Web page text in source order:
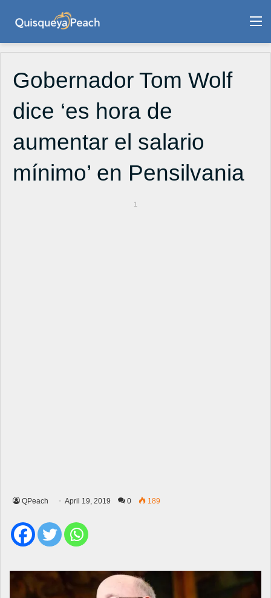
Gobernador Tom Wolf
dice ‘es hora de
aumentar el salario
mínimo’ en Pensilvania
1
QPeach April 19, 2019 0 189